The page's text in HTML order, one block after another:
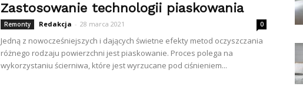
Zastosowanie technologii piaskowania
Remonty Redakcja - 28 marca 2021 0
Jedną z nowocześniejszych i dających świetne efekty metod oczyszczania
różnego rodzaju powierzchni jest piaskowanie. Proces polega na
wykorzystaniu ścierniwa, które jest wyrzucane pod ciśnieniem...